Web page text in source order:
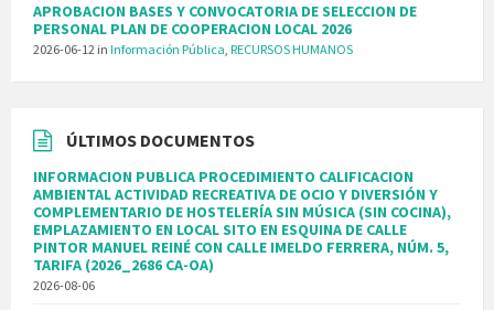
APROBACION BASES Y CONVOCATORIA DE SELECCION DE
PERSONAL PLAN DE COOPERACION LOCAL 2026
2026-06-12 in Información Pública, RECURSOS HUMANOS
ÚLTIMOS DOCUMENTOS
INFORMACION PUBLICA PROCEDIMIENTO CALIFICACION
AMBIENTAL ACTIVIDAD RECREATIVA DE OCIO Y DIVERSIÓN Y
COMPLEMENTARIO DE HOSTELERÍA SIN MÚSICA (SIN COCINA),
EMPLAZAMIENTO EN LOCAL SITO EN ESQUINA DE CALLE
PINTOR MANUEL REINÉ CON CALLE IMELDO FERRERA, NÚM. 5,
TARIFA (2026_2686 CA-OA)
2026-08-06